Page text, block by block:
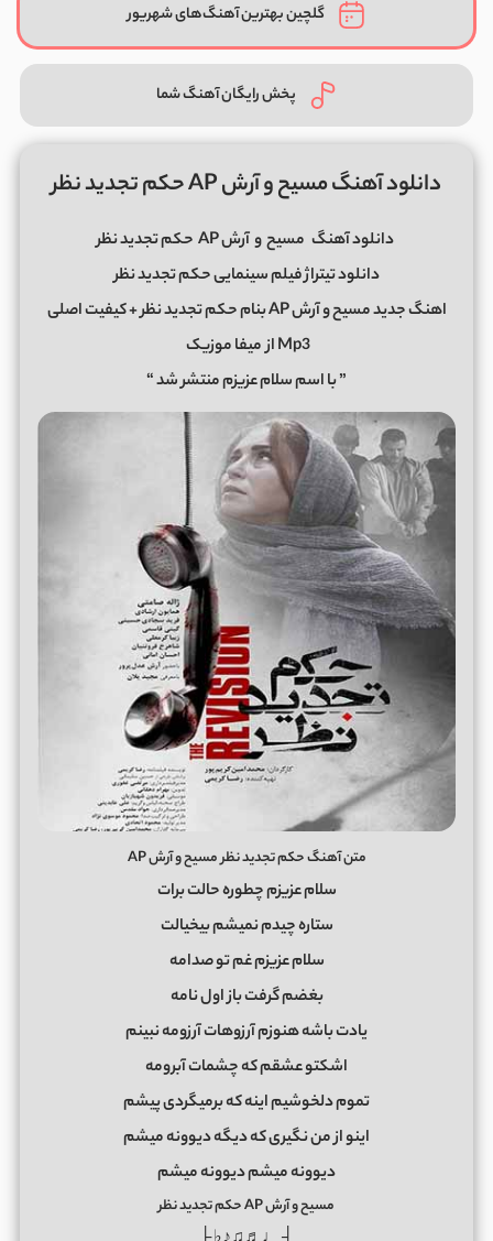
گلچین بهترین آهنگ‌های شهریور
پخش رایگان آهنگ شما
دانلود آهنگ مسیح و آرش AP حکم تجدید نظر
دانلود آهنگ مسیحوآرش AP
حکم تجدید نظر
دانلود تیتراژ فیلم سینمایی حکم تجدید نظر
اهنگ جدید مسیح و آرش AP بنام حکم تجدید نظر + کیفیت اصلی
Mp3 از
میفا موزیک
” با اسم سلام عزیزم منتشر شد “
متن آهنگ حکم تجدید نظر مسیح و آرش AP
سلام عزیزم چطوره حالت برات
ستاره چیدم نمیشم بیخیالت
سلام عزیزم غم تو صدامه
بغضم گرفت باز اول نامه
یادت باشه هنوزم آرزوهات آرزومه نبینم
اشکتو عشقم که چشمات آبرومه
تموم دلخوشیم اینه که برمیگردی پیشم
اینو از من نگیری که دیگه دیوونه میشم
دیوونه میشم دیوونه میشم
مسیح و آرش AP حکم تجدید نظر